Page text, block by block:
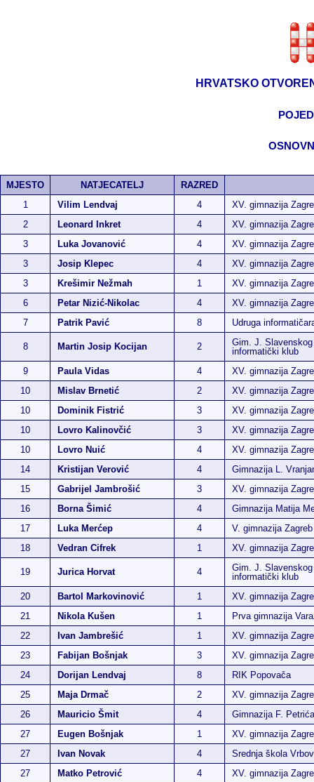
HRVATSKO
MJESTO NATJECATELJ
RAZRED
1
Vilim Lendvaj 4
XV. gimnazija
2
Leonard Inkret 4
XV. gimnazija
3
Luka Jovanović 4
XV. gimnazija
3
Josip Klepec 4
XV. gimnazija
3
Krešimir Nežmah 1
XV. gimnazija
6
Petar Nizić-Nikolac 4
XV. gimnazija
7
Patrik Pavić 8 Udruga
8 Martin Josip Kocijan 2
Gim. J.
informatički klub
9
Paula Vidas 4
XV. gimnazija
10
Mislav Brnetić 2
XV. gimnazija
10
Dominik Fistrić 3
XV. gimnazija
10
Lovro Kalinovčić 3
XV. gimnazija
10
Lovro Nuić 4
XV. gimnazija
14
Kristijan Verović 4
Gimnazija L.
15
Gabrijel Jambrošić 3
XV. gimnazija
16
Borna Šimić 4
Gimnazija Matija
17
Luka Merćep 4
V. gimnazija Zagreb
18
Vedran Cifrek 1 XV. gimnazija
19 Jurica Horvat 4
Gim. J.
informatički klub
20
Bartol Markovinović 1
XV. gimnazija
21
Nikola Kušen 1
Prva gimnazija
22
Ivan Jambrešić 1
XV. gimnazija
23
Fabijan Bošnjak 3
XV. gimnazija
24
Dorijan Lendvaj 8
RIK Popovača
25
Maja Drmač 2
XV. gimnazija
26
Mauricio Šmit 4
Gimnazija F.
27
Eugen Bošnjak 1
XV. gimnazija
27
Ivan Novak 4
Srednja škola
27
Matko Petrović 4
XV. gimnazija